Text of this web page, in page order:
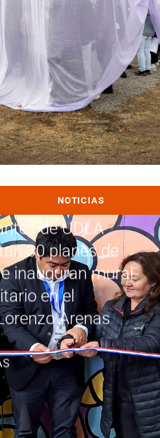
NOTICIAS
de UDLA
30 planes de
inauguran mural
en el
Arenas